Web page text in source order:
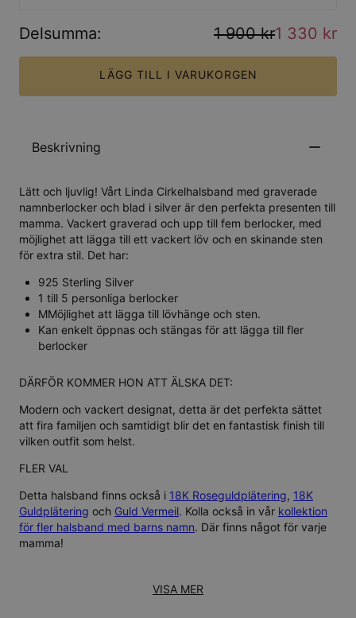
Delsumma: 1 900 kr1 330 kr
LÄGG TILL I VARUKORGEN
Beskrivning
Lätt och ljuvlig! Vårt Linda Cirkelhalsband med graverade
namnberlocker och blad i silver är den perfekta presenten till
mamma. Vackert graverad och upp till fem berlocker, med
möjlighet att lägga till ett vackert löv och en skinande sten
för extra stil. Det har:
925 Sterling Silver
1 till 5 personliga berlocker
MMöjlighet att lägga till lövhänge och sten.
Kan enkelt öppnas och stängas för att lägga till fler
berlocker
VISA MER
DÄRFÖR KOMMER HON ATT ÄLSKA DET:
Modern och vackert designat, detta är det perfekta sättet
att fira familjen och samtidigt blir det en fantastisk finish till
vilken outfit som helst.
FLER VAL
Detta halsband finns också i 18K Roseguldplätering, 18K
Guldplätering och Guld Vermeil. Kolla också in vår kollektion
för fler halsband med barns namn. Där finns något för varje
mamma!